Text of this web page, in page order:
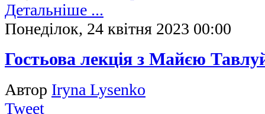
Детальніше ...
Понеділок, 24 квітня 2023 00:00
Гостьова лекція з Майєю
Автор Iryna Lysenko
Tweet